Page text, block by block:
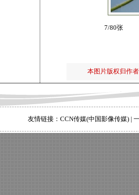
7/80张
本图片版权归作
友情链接： CCN传媒(中国影像传媒) |